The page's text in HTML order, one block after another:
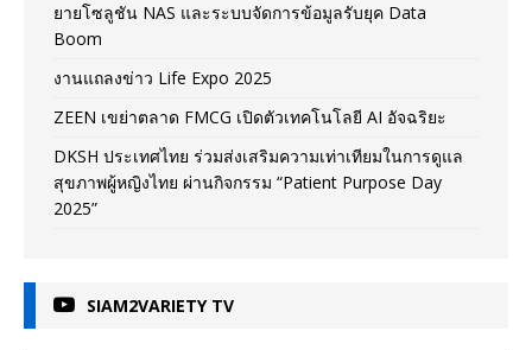
ยายโซลูชัน NAS และระบบจัดการข้อมูลรับยุค Data
Boom
งานแถลงข่าว Life Expo 2025
ZEEN เขย่าตลาด FMCG เปิดตัวเทคโนโลยี AI อัจฉริยะ
DKSH ประเทศไทย ร่วมส่งเสริมความเท่าเทียมในการดูแล
สุขภาพผู้หญิงไทย ผ่านกิจกรรม “Patient Purpose Day
2025”
SIAM2VARIETY TV